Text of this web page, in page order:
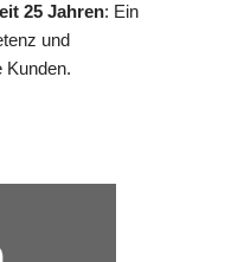
25 Jahren: Ein
und
Kunden.